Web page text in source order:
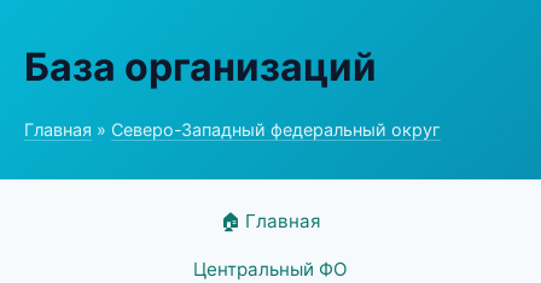
База организаций
Главная » Северо-Западный федеральный округ
🏠 Главная
Центральный ФО